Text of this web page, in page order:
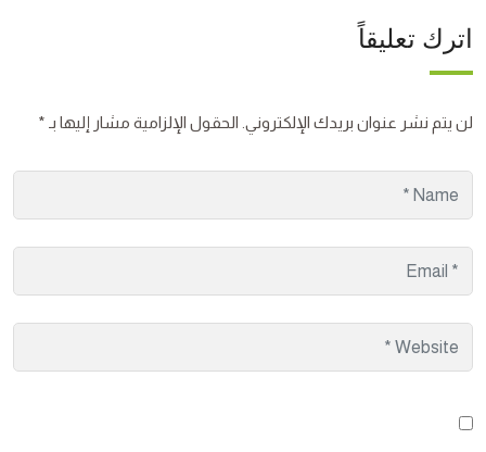
اترك تعليقاً
لن يتم نشر عنوان بريدك الإلكتروني. الحقول الإلزامية مشار إليها بـ *